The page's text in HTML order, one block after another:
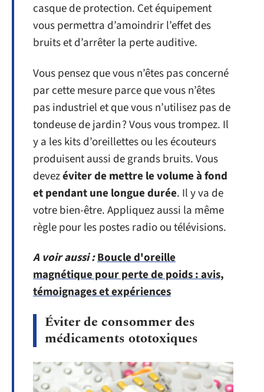
casque de protection. Cet équipement
vous permettra d’amoindrir l’effet des
bruits et d’arrêter la perte auditive.
Vous pensez que vous n’êtes pas concerné
par cette mesure parce que vous n’êtes
pas industriel et que vous n’utilisez pas de
tondeuse de jardin ? Vous vous trompez. Il
y a les kits d’oreillettes ou les écouteurs
produisent aussi de grands bruits. Vous
devezéviter de mettre le volume à fond
et pendant une longue durée. Il y va de
votre bien-être. Appliquez aussi la même
règle pour les postes radio ou télévisions.
A voir aussi :Boucle d'oreille
magnétique pour perte de poids : avis,
témoignages et expériences
Éviter de consommer des
médicaments ototoxiques